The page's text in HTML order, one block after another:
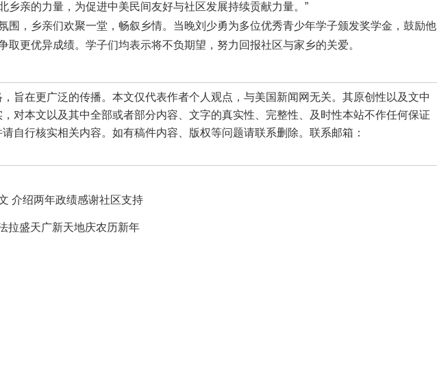
乡亲的力量，为促进中美民间友好与社区发展持续贡献力量。”
围，乡亲们欢聚一堂，畅叙乡情。当晚刘少勇为多位优秀青少年学子颁发奖学金，鼓励他
取更优异成绩。学子们均表示将不负期望，努力回报社区与家乡的关爱。
在更广泛的传播。本文仅代表作者个人观点，与美国新闻网无关。其原创性以及文中
对本文以及其中全部或者部分内容、文字的真实性、完整性、及时性本站不作任何保证
自行核实相关内容。如有稿件内容、版权等问题请联系删除。联系邮箱：
介绍两年政绩感谢社区支持
拉盛天广新天地庆农历新年